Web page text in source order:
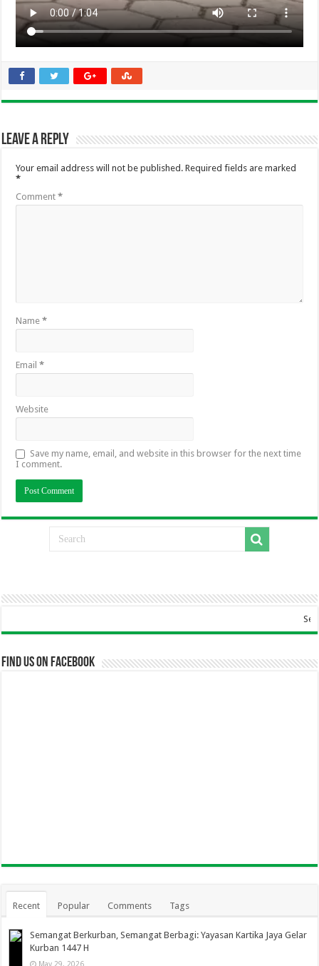
Leave a Reply
Your email address will not be published. Required fields are marked
*
Comment*
Name*
Email*
Website
Save my name, email, and website in this browser for the next time
I comment.
Selamat Datang
Find us on Facebook
Recent Popular Comments Tags
Semangat Berkurban, Semangat Berbagi: Yayasan Kartika Jaya Gelar
Kurban 1447 H
May 29, 2026